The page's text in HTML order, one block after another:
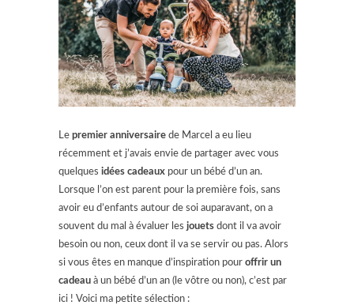
Le premier anniversaire de Marcel a eu lieu
récemment et j’avais envie de partager avec vous
quelques idées cadeaux pour un bébé d’un an.
Lorsque l’on est parent pour la première fois, sans
avoir eu d’enfants autour de soi auparavant, on a
souvent du mal à évaluer les jouets dont il va avoir
besoin ou non, ceux dont il va se servir ou pas. Alors
si vous êtes en manque d’inspiration pour offrir un
cadeau à un bébé d’un an (le vôtre ou non), c’est par
ici ! Voici ma petite sélection :